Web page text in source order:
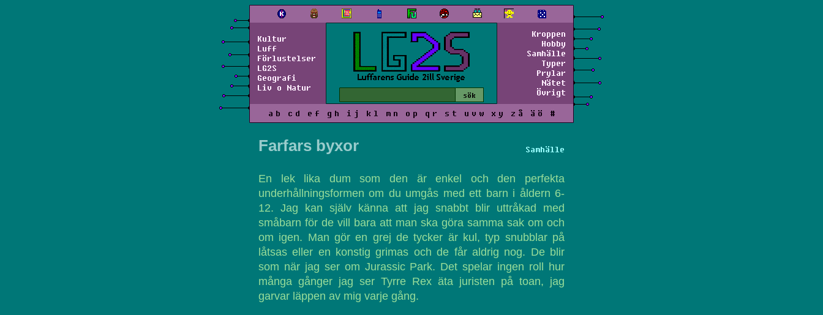
Kultur
Luff
Förlustelser
LG2S
Geografi
Liv o Natur
Kroppen
Hobby
Samhälle
Typer
Prylar
Nätet
Övrigt
a b c d e f g h i j k l m n o p q r s t u v w x y z å ä ö #
Samhälle
Farfars byxor
En lek lika dum som den är enkel och den perfekta
underhållningsformen om du umgås med ett barn i åldern 6-
12. Jag kan själv känna att jag snabbt blir uttråkad med
småbarn för de vill bara att man ska göra samma sak om och
om igen. Man gör en grej de tycker är kul, typ snubblar på
låtsas eller en konstig grimas och de får aldrig nog. De blir
som när jag ser om Jurassic Park. Det spelar ingen roll hur
många gånger jag ser Tyrre Rex äta juristen på toan, jag
garvar läppen av mig varje gång.